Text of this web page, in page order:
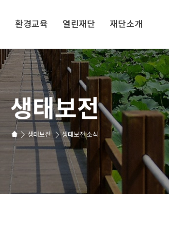
환경교육 열린재단 재단소개
생태보전
생태보전 생태보전 소식